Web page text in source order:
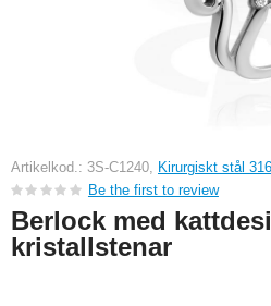
Artikelkod.: 3S-C1240, Kirurgiskt stål
Be the first to review
Berlock med
kristallstenar